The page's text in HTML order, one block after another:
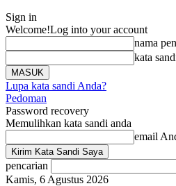
Sign in
Welcome!Log into your account
nama
kata
Lupa kata sandi Anda?
Pedoman
Password recovery
Memulihkan kata sandi anda
email
pencarian
Kamis, 6 Agustus 2026